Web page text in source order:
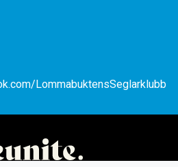
LommabuktensSeglarklubb